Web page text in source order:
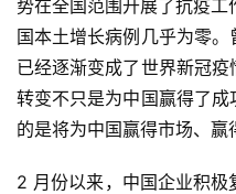
势在全国范围开展了抗疫
国本土增长病例几乎为零
已经逐渐变成了世界新冠
转变不只是为中国赢得了
的是将为中国赢得市场、赢
2 月份以来，中国企业积